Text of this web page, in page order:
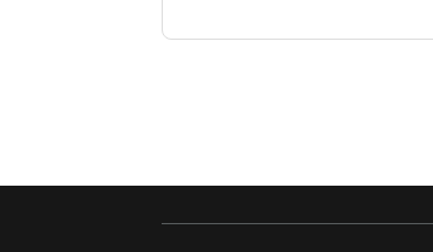
de sublimer les supports